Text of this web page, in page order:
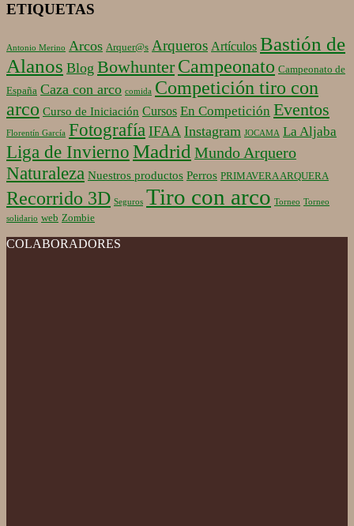
ETIQUETAS
Antonio Merino Arcos Arquer@s Arqueros Artículos Bastión de
Alanos Blog Bowhunter Campeonato Campeonato de
España Caza con arco comida Competición tiro con
arco Curso de Iniciación Cursos En Competición Eventos
Florentín García Fotografía IFAA Instagram JOCAMA La Aljaba
Liga de Invierno Madrid Mundo Arquero
Naturaleza Nuestros productos Perros PRIMAVERA ARQUERA
Recorrido 3D Seguros Tiro con arco Torneo Torneo
solidario web Zombie
COLABORADORES